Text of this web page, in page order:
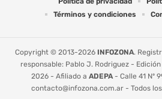
Términos y condiciones
Copyright © 2013-2026 INFOZONA.
responsable: Pablo J. Rodriguez - Edición
2026 - Afiliado a ADEPA - Calle 41 Nº
contacto@infozona.com.ar - Todos